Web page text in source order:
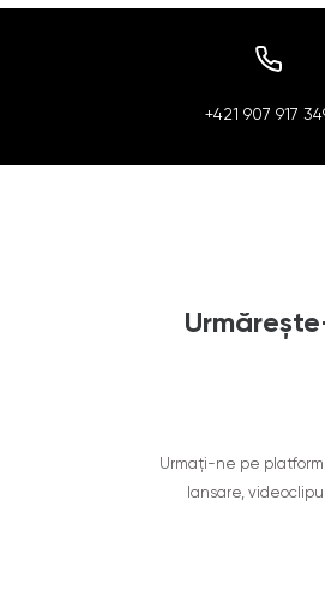
+421 907 917
Urmați-ne pe
lansare,